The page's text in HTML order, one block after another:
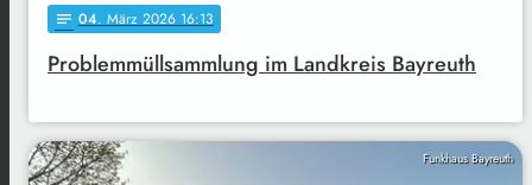
notes 04. März 2026 16:13
Problemmüllsammlung im Landkreis Bayreuth
Funkhaus Bayreuth